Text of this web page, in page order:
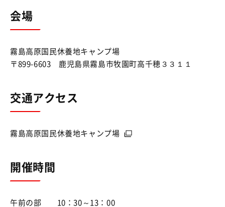
会場
霧島高原国民休養地キャンプ場
〒899-6603 鹿児島県霧島市牧園町高千穂３３１１
交通アクセス
霧島高原国民休養地キャンプ場
開催時間
午前の部 10：30～13：00